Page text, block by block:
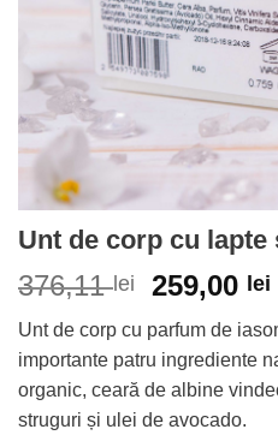
Unt de corp cu lapte
376,11lei 259,00 lei
Unt de corp cu parfum de
importante patru ingrediente
organic, ceară de albine
struguri și ulei de avocado.